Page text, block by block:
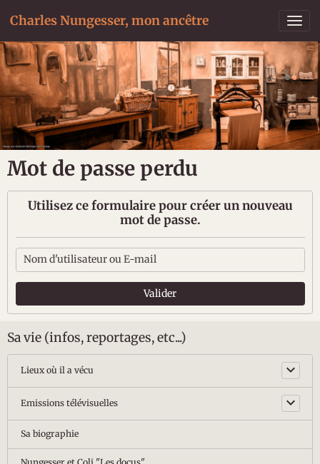
Charles Nungesser, mon ancêtre
Mot de passe perdu
Utilisez ce formulaire pour créer un nouveau
mot de passe.
Valider
Sa vie (infos, reportages, etc...)
Lieux où il a vécu
Emissions télévisuelles
Sa biographie